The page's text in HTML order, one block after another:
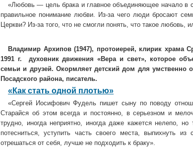
«Любовь — цель брака и главное объединяющее начало в
правильное понимание любви. Из-за чего люди бросают
Церкви? Из-за того, что не смогли понять, что такое любовь,
Владимир Архипов (1947), протоиерей, клирик храма
1991 г. духовник движения «Вера и свет», которое
семьи и друзей. Окормляет детский дом для умственно
Посадского района, писатель.
«Как стать одной плотью»
«Сергей Иосифович Фудель пишет сыну по поводу
Старайся об этом всегда и постоянно, в серьезном и
трудно, иногда неприятно, иногда даже кажется нелепо,
потесниться, уступить часть своего места, выпихнуть
отрешаться от себя, лучше не подходить к браку».